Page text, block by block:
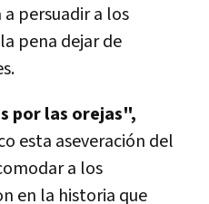
persuadir a los
pena dejar de
por las orejas",
esta aseveración del
a los
en la historia que